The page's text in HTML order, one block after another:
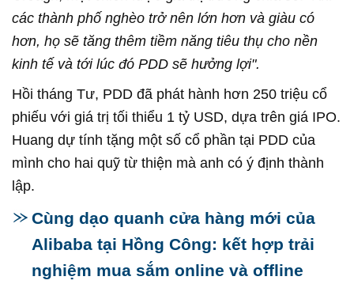
các thành phố nghèo trở nên lớn hơn và giàu có
hơn, họ sẽ tăng thêm tiềm năng tiêu thụ cho nền
kinh tế và tới lúc đó PDD sẽ hưởng lợi".
Hồi tháng Tư, PDD đã phát hành hơn 250 triệu cổ
phiếu với giá trị tối thiểu 1 tỷ USD, dựa trên giá IPO.
Huang dự tính tặng một số cổ phần tại PDD của
mình cho hai quỹ từ thiện mà anh có ý định thành
lập.
Cùng dạo quanh cửa hàng mới của
Alibaba tại Hồng Công: kết hợp trải
nghiệm mua sắm online và offline